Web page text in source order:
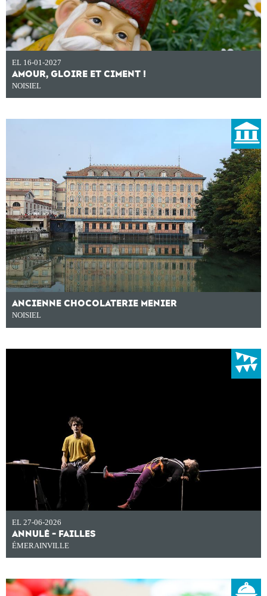
EL 16-01-2027
AMOUR, GLOIRE ET CIMENT !
NOISIEL
ANCIENNE CHOCOLATERIE MENIER
NOISIEL
EL 27-06-2026
ANNULÉ - FAILLES
ÉMERAINVILLE